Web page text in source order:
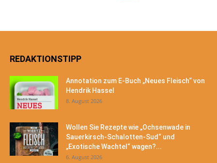
REDAKTIONSTIPP
Annotation zum E-Buch „Neues Fleisch“ von
Hendrik Hassel
8. August 2026
Wollen Sie Rezepte wie „Ochsenwade in
Sauerkirsch-Schalotten-Sud“ und
„Exotische Wachtel“ wagen?...
6. August 2026